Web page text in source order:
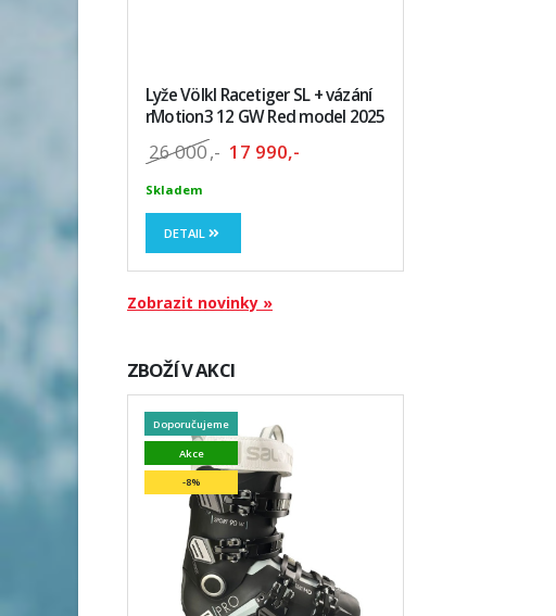
Lyže Völkl Racetiger SL + vázání
rMotion3 12 GW Red model 2025
26 000,- 17 990,-
Skladem
DETAIL
Zobrazit novinky »
ZBOŽÍ V AKCI
Doporučujeme
Akce
-8%